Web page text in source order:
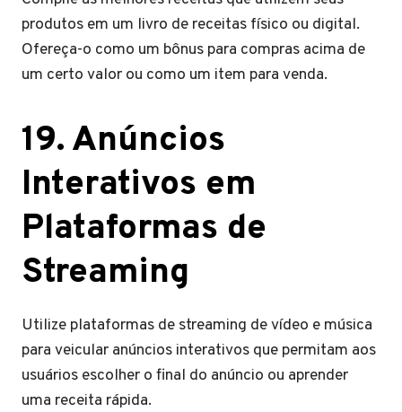
produtos em um livro de receitas físico ou digital.
Ofereça-o como um bônus para compras acima de
um certo valor ou como um item para venda.
19. Anúncios
Interativos em
Plataformas de
Streaming
Utilize plataformas de streaming de vídeo e música
para veicular anúncios interativos que permitam aos
usuários escolher o final do anúncio ou aprender
uma receita rápida.